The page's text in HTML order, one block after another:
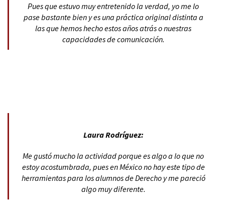
Pues que estuvo muy entretenido la verdad, yo me lo
pase bastante bien y es una práctica original distinta a
las que hemos hecho estos años atrás o nuestras
capacidades de comunicación.
Laura Rodríguez:
Me gustó mucho la actividad porque es algo a lo que no
estoy acostumbrada, pues en México no hay este tipo de
herramientas para los alumnos de Derecho y me pareció
algo muy diferente.